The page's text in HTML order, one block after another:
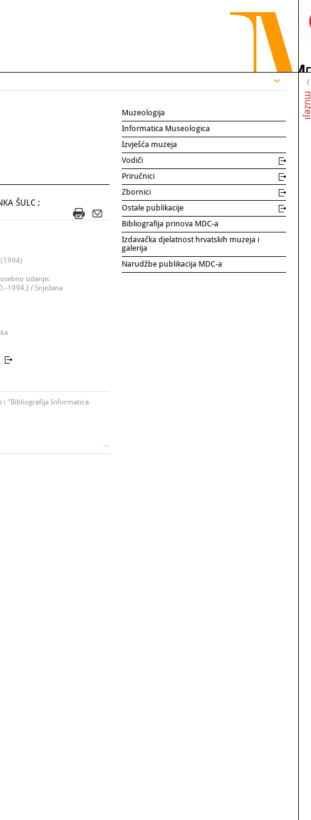
muzeji
ŠULC ;
izdanje:
1994.) / Snježana
i "Bibliografija Informatica
Muzeologija
Informatica Museologica
Izvješća muzeja
Vodiči
Priručnici
Zbornici
Ostale publikacije
Bibliografija prinova MDC-a
Izdavačka djelatnost hrvatskih muzeja i
galerija
Narudžbe publikacija MDC-a